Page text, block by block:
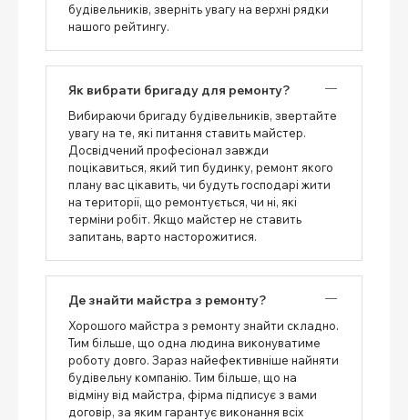
будівельників, зверніть увагу на верхні рядки
нашого рейтингу.
Як вибрати бригаду для ремонту?
Вибираючи бригаду будівельників, звертайте
увагу на те, які питання ставить майстер.
Досвідчений професіонал завжди
поцікавиться, який тип будинку, ремонт якого
плану вас цікавить, чи будуть господарі жити
на території, що ремонтується, чи ні, які
терміни робіт. Якщо майстер не ставить
запитань, варто насторожитися.
Де знайти майстра з ремонту?
Хорошого майстра з ремонту знайти складно.
Тим більше, що одна людина виконуватиме
роботу довго. Зараз найефективніше найняти
будівельну компанію. Тим більше, що на
відміну від майстра, фірма підписує з вами
договір, за яким гарантує виконання всіх